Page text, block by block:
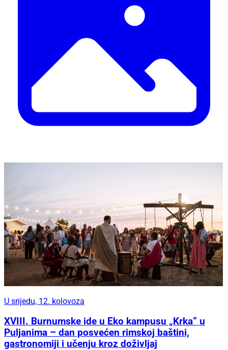
U srijedu, 12. kolovoza
XVIII. Burnumske ide u Eko kampusu „Krka“ u
Puljanima – dan posvećen rimskoj baštini,
gastronomiji i učenju kroz doživljaj